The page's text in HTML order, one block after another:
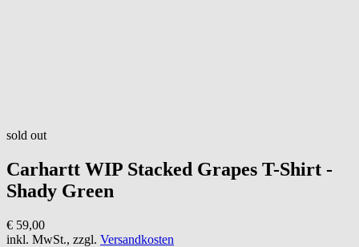
sold out
Carhartt WIP Stacked Grapes T-Shirt -
Shady Green
€ 59,00
inkl. MwSt., zzgl. Versandkosten